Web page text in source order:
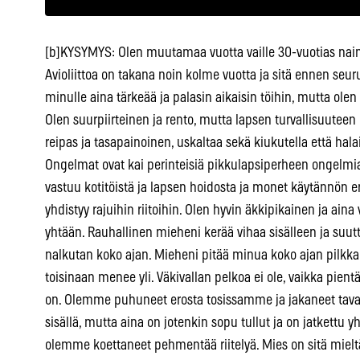
[b]KYSYMYS: Olen muutamaa vuotta vaille 30-vuotias nainen ja yhden taaperoikäisen pojan äiti. Avioliittoa on takana noin kolme vuotta ja sitä ennen seurustelimme pari vuotta. Työ on ollut minulle aina tärkeää ja palasin aikaisin töihin, mutta olen mielestäni yrittänyt parhaani äitinä. Olen suurpiirteinen ja rento, mutta lapsen turvallisuuteen liittyvissä asioissa tarkka. Poika on reipas ja tasapainoinen, uskaltaa sekä kiukutella että halailla. Hänellä on hyvä tukiverkosto. Ongelmat ovat kai perinteisiä pikkulapsiperheen ongelmia. Yhteisen ajan puute, seksin puute, vastuu kotitöistä ja lapsen hoidosta ja monet käytännön erimielisyydet – meillä kaikki tämä yhdistyy rajuihin riitoihin. Olen hyvin äkkipikainen ja aina vihainen, enkä voi hillitä itseäni enää yhtään. Rauhallinen mieheni kerää vihaa sisälleen ja suuttuu kerralla rajusti. Haukun miestä ja nalkutan koko ajan. Mieheni pitää minua koko ajan pilkkanaan leikin varjolla. Välillä se naurattaa, toisinaan menee yli. Väkivallan pelkoa ei ole, vaikka pientä heittelyä tai tönimistä pahimmillaan on. Olemme puhuneet erosta tosissamme ja jakaneet tavaroita noin viisi kertaa kahden vuoden sisällä, mutta aina on jotenkin sopu tullut ja on jatkettu yhdessä kuin ennenkin. Lapsen kuullen olemme koettaneet pehmentää riitelyä. Mies on sitä mieltä, että aiheutan riidat yksin ja syyllistää lapsen pelästyttämisestä. Otan kaikki asiat herkästi omaksi syykseni muutenkin elämässä, joten en jaksa. Jos poika on paikalla riidan aikana, otan hänet syliin, rauhoittelen ja selitän ettei ole mitään hätää. Uhkailen erolla päivittäin. Mies on uhannut eron tullessa ottaa lapsen huoltajuuden kokonaan, koska huudan ja käyttäydyn tasapainottomasti. En kestä miestä silmissäni. Olen alkanut muuttua yhä enemmän marttyyriksi. Haluan ratkaista kaikki asiat itse, kuten ennen avioliittoa. Ihailen yksinhuoltajien vahvuutta ja tunnen itseni pullamössöksi, kun mies esimerkiksi kantaa lasta julkisella paikalla. Pojan ollessa 1-vuotias yritin pyytää ja passuuttaa miestä tekemään asioita puolestani, koska olin niin väsynyt. Nyt olen lähtenyt sille linjalle, etten pyydä mieheltä mitään. Jos olen väsynyt, lahjon miestä tarjoutumalla tekemään jotain vastineeksi. Mieheni kokee väsymykseni laiskuutena ja antaa ymmärtää, että avun pyytäminen on aina passuuttamista. Mies on todella hyvä isä ja läsnä lapselle. Kun ei ole riitaa, hän tarjoutuu hoitamaan lasta yli- tai iltatöideni ajan. Muistan kuitenkin riidat ja olen tullut varovaiseksi. Haluan tehdä osani lapsenhoidosta. Jatkuva riittämättömyyden tunne vaivaa. Vaikka olen viime aikoina panostanut hoitoon kuskaamisissa ja järjestänyt miehelle "omaa aikaa", hän ei tunne että asiat olisivat muuttuneet. Ihan kuin en hoitaisi muka lasta ollenkaan. Työnantajani ja -kaverini tietävät miehen negatiivisen suhtautumisen ylitöihin ja hekin ovat joutuneet joustamaan, että pääsisin ajoissa hakemaan lasta hoidosta tms. Mieheni on vastuuntuntoinen esikoinen, teknisesti hyvin lahjakas ja tottunut olemaan aina oikeassa. Hänellä on hyväpalkkainen, koulutusta vastaava työ, johon liittyy perheen kannalta raskasta epäsäännöllisyyttä. Mies on tunnollinen ja totuttelee vasta työhönsä. Itselläni on monta työnantajaa. Minulla on työelämässä monta mielenkiinnon kohdetta, ja olen päätynyt erittäin epäsäännöllisiin työkuvioihin. Nautin tästä vaihtelusta, mutta perheen aikatauluihin sovittaminen tuottaa vaikeuksia. Päätyöni on hyvin vapaamuotoinen, fyysisesti raskas, paljon oma-aloitteisuutta vaativa ja vielä koulutusta vastaava, mutta yksityiseltä pieneltä työnantajalta ei oikein voi vaatia koulutusta vastaavaa palkkaa. Hän on myös kaikkien arvostama "hyvä" mies. Ei ole epäilystäkään, kummasta tulisi eron sattuessa syntipukki. Minusta, koska olen niin "hullu" käytökseltäni. Tiedän paljon huonompia ja lapsellisempia miehiä. Minua ei hakata, mies ei juo, hän hoitaa lasta ja käy töissä. Mitä siis valitan? Ehkä seksin puutetta ja sitä jatkuvaa kirjoittamatonta asetelmaa välillämme, että kaikki suhteen pahuus ja riitely johtuu minusta. Otan itseeni kaiken, mitä mies sanoo. Arkipäivän raha on ainut asia, josta emme riitele. Jaamme kaikki yhteiset kulut tarkasti puoliksi, vaikka palkkani junnaa tällä hetkellä pienempänä kuin miehen (myös tuloni heittelevät kovasti). En ota mitään armopaloja, joita mies yrittää joskus tarjota. En halua olla "kakkoselättäjä", koska se johtaa vain alemmuuden tunteeseen ja katkeruuteen. Olen jo pitkään vältellyt yhdessäoloa puolisoni kanssa. Olen töissä, kavereiden luona tai sukuloimassa. Tarjoudun tekemään viikonloppuja, ettei tarvitsisi olla kotona. Yhteistä lomaa pystyy järjestämään korkeintaan viikon kerrallaan pari kertaa vuodessa. Kavereiden kanssa on kivaa, mutta nyt parisuhteen huono tila tuntuu vievän voimat sosiaalisesta elämästäni, jopa töistä. Mies ei halua parisuhdeterapiaan, myöntyy kyllä avioliittokurssille "jos pitää". Minun pitäisi löytää sopiva viikonloppuleiri, järjestää kaikki käytännön asiat. Ihan kuin miestä ei kiinnostaisi avioliittomme pelastaminen. Miten saisin hänet kiinni pettämisestä? Voiko olla kyse muusta? Ulkoisesti en juuri miellytä miestäni ja olen nalkuttava akka, niin en yhtään ihmettelisi pettämistä. Olen yrittänyt tunnustella merkkejä, mutta en löydä ja ne osoittautuvat vääriksi epäilyiksi. Minulla on vahva tunne, että mieheni ei ole pettänyt koskaan. Itse en ole pettänyt. Se pilaisi elämämme. Rakkautta kuitenkin on, en halua rikkoa avioliittoa. Lisäksi seksuaaliset halut eivät millään kohtaa. Kun olen yrittänyt pakottaa itseäni miehen mieliksi, olen suuttunut kesken ja loukannut häntä vain pahemmin. Suuri osa mieheni ajasta menee uutisten selaamiseen älypuhelimella ja ilta tv:n katseluun. Hän ei vaivaudu suojelemaan lasta väkivalta-ym. kohtauksilta. Joudun huutamaan ja vetämään tv:n johtoa seinästä. Pistorasioilta suojaaminenkaan ei ollut itsestäänselvyys ennen kuin kovistelin